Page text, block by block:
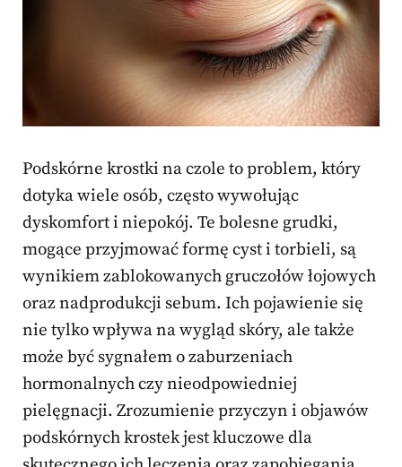
Podskórne krostki na czole to problem, który
dotyka wiele osób, często wywołując
dyskomfort i niepokój. Te bolesne grudki,
mogące przyjmować formę cyst i torbieli, są
wynikiem zablokowanych gruczołów łojowych
oraz nadprodukcji sebum. Ich pojawienie się
nie tylko wpływa na wygląd skóry, ale także
może być sygnałem o zaburzeniach
hormonalnych czy nieodpowiedniej
pielęgnacji. Zrozumienie przyczyn i objawów
podskórnych krostek jest kluczowe dla